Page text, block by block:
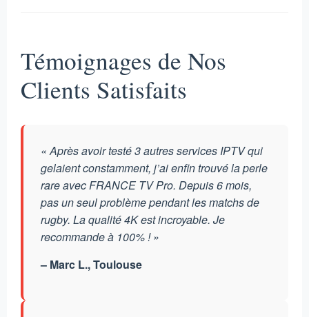
Témoignages de Nos
Clients Satisfaits
« Après avoir testé 3 autres services IPTV qui
gelaient constamment, j’ai enfin trouvé la perle
rare avec FRANCE TV Pro. Depuis 6 mois,
pas un seul problème pendant les matchs de
rugby. La qualité 4K est incroyable. Je
recommande à 100% ! »
– Marc L., Toulouse